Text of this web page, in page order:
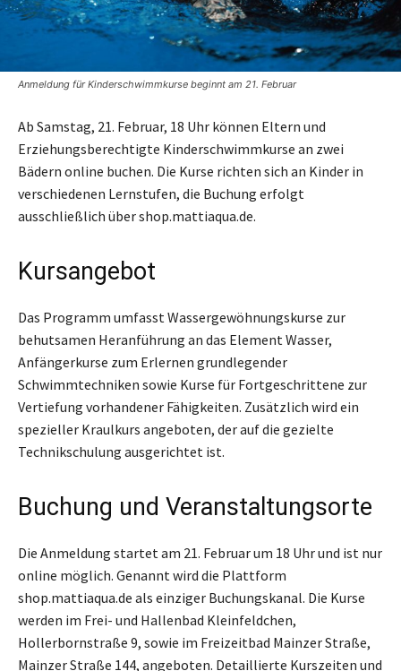
Anmeldung für Kinderschwimmkurse beginnt am 21. Februar
Ab Samstag, 21. Februar, 18 Uhr können Eltern und
Erziehungsberechtigte Kinderschwimmkurse an zwei
Bädern online buchen. Die Kurse richten sich an Kinder in
verschiedenen Lernstufen, die Buchung erfolgt
ausschließlich über shop.mattiaqua.de.
Kursangebot
Das Programm umfasst Wassergewöhnungskurse zur
behutsamen Heranführung an das Element Wasser,
Anfängerkurse zum Erlernen grundlegender
Schwimmtechniken sowie Kurse für Fortgeschrittene zur
Vertiefung vorhandener Fähigkeiten. Zusätzlich wird ein
spezieller Kraulkurs angeboten, der auf die gezielte
Technikschulung ausgerichtet ist.
Buchung und Veranstaltungsorte
Die Anmeldung startet am 21. Februar um 18 Uhr und ist nur
online möglich. Genannt wird die Plattform
shop.mattiaqua.de als einziger Buchungskanal. Die Kurse
werden im Frei- und Hallenbad Kleinfeldchen,
Hollerbornstraße 9, sowie im Freizeitbad Mainzer Straße,
Mainzer Straße 144, angeboten. Detaillierte Kurszeiten und